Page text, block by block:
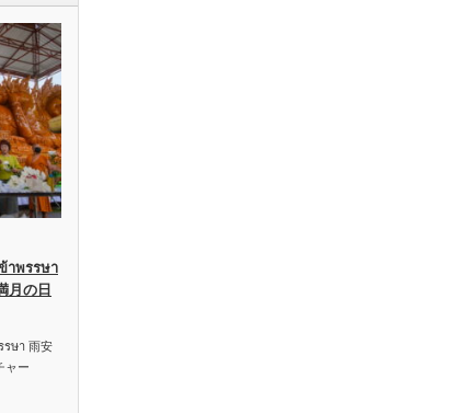
าพรรษา
月の日
รษา 雨安
ャー